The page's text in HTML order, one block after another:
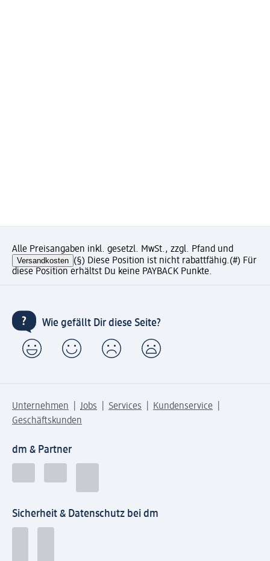
Alle Preisangaben inkl. gesetzl. MwSt., zzgl. Pfand und
Versandkosten (§) Diese Position ist nicht rabattfähig.(#) Für
diese Position erhältst Du keine PAYBACK Punkte.
Wie gefällt Dir diese Seite?
Unternehmen Jobs Services
Kundenservice
Geschäftskunden
dm & Partner
Sicherheit & Datenschutz bei dm